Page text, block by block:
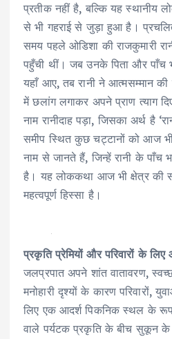
प्रतीक नहीं है, बल्कि यह स्थानीय
से भी गहराई से जुड़ा हुआ है।
समय पहले ओडिशा की राजकुमारी
पहुँची थीं। जब उनके पिता और पाँच
यहाँ आए, तब रानी ने आत्मसम्मान की
में छलांग लगाकर अपने प्राण त्याग
नाम रानीदाह पड़ा, जिसका अर्थ है
समीप स्थित कुछ चट्टानों को आज भी
नाम से जानते हैं, जिन्हें रानी के पाँच
है। यह लोककथा आज भी क्षेत्र की
महत्वपूर्ण हिस्सा है।
प्रकृति प्रेमियों और परिवारों के
जलप्रपात अपने शांत वातावरण,
मनोहारी दृश्यों के कारण परिवारों,
लिए एक आदर्श पिकनिक स्थल के
वाले पर्यटक प्रकृति के बीच सुकून